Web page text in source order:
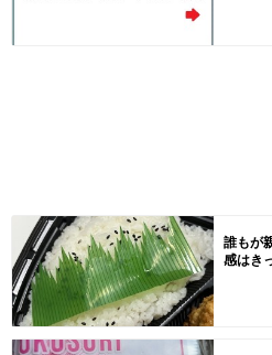
誰もが
感はき